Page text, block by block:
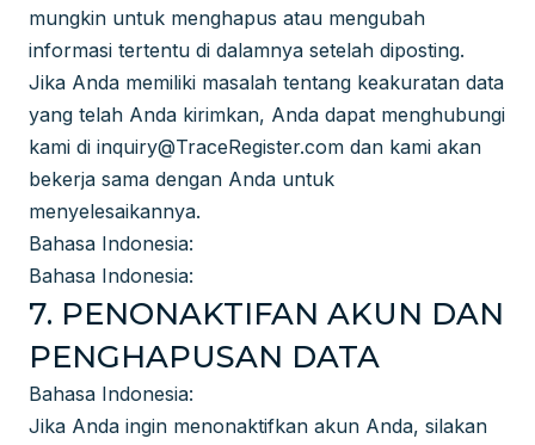
mungkin untuk menghapus atau mengubah
informasi tertentu di dalamnya setelah diposting.
Jika Anda memiliki masalah tentang keakuratan data
yang telah Anda kirimkan, Anda dapat menghubungi
kami di inquiry@TraceRegister.com dan kami akan
bekerja sama dengan Anda untuk
menyelesaikannya.
Bahasa Indonesia:
Bahasa Indonesia:
7. PENONAKTIFAN AKUN DAN
PENGHAPUSAN DATA
Bahasa Indonesia:
Jika Anda ingin menonaktifkan akun Anda, silakan